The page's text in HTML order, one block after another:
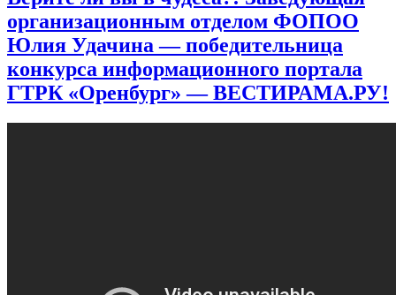
организационным отделом ФОПОО
Юлия Удачина — победительница
конкурса информационного портала
ГТРК «Оренбург» — ВЕСТИРАМА.РУ!